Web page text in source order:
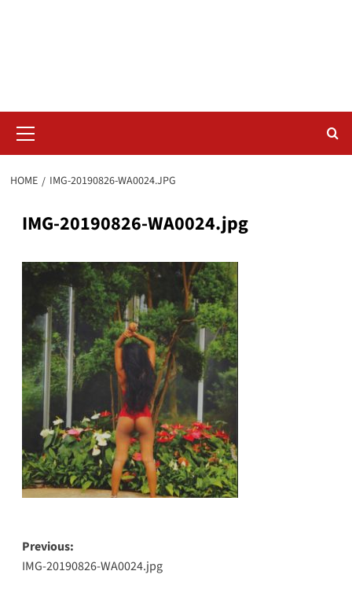
Menu
HOME IMG-20190826-WA0024.JPG
IMG-20190826-WA0024.jpg
Post
navigation
Previous:
IMG-20190826-WA0024.jpg